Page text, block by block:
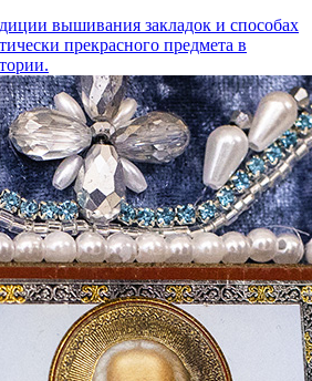
вышивания закладок и способах
прекрасного предмета в